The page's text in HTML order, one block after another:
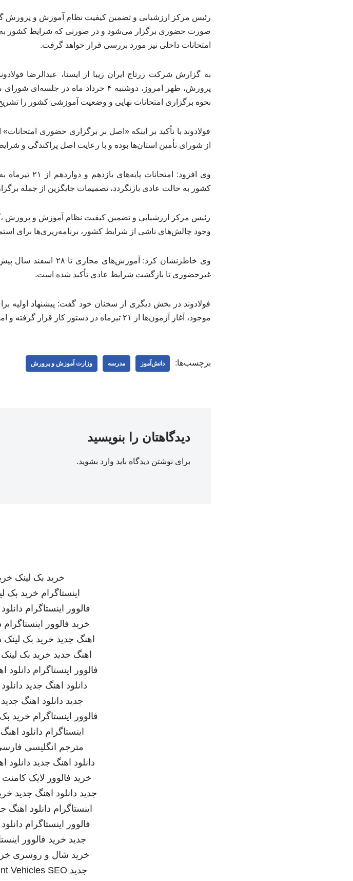
صورت حضوری برگزار می‌شود و در صورتی که شرایط کشور به
امتحانات داخلی نیز مورد بررسی قرار خواهد گرفت.
به گزارش شرکت زرتاج ایران زیبا از ایسنا، عبدالرضا
پرورش، ظهر امروز، دوشنبه ۴ خرداد
نحوه برگزاری امتحانات نهایی و وضعیت آموزشی کشور را
فولادوند با تأکید بر اینکه «اصل بر برگزاری حضوری
از شورای تأمین استان‌ها بوده و با رعایت اصل پراکندگی و
وی افزود:
کشور به حالت عادی بازنگردد، تصمیمات جایگزین از جمله
رئیس مرکز ارزشیابی و تضمین کیفیت نظام آموزش و پرورش
وجود چالش‌های ناشی از شرایط کشور، برنامه‌ریزی‌ها برای
غیرحضوری تا بازگشت شرایط عادی تأکید شده است.
فولادوند در بخش دیگری از سخنان خود گفت: پیشنهاد اولیه
موجود، آغاز آزمون‌ها از ۲۱ تیرماه در دستور کار قرار گرفته و امیدواریم این زمان‌بندی نهایی اجرایی شود.
برچسب‌ها: دانش‌آموز مدرسه وزارت آموزش و پرورش
دیدگاهتان را بنویسید
برای نوشتن دیدگاه باید وارد بشوید.
خرید بک لینک
اینستاگرام خرید بک
فالوور اینستاگرام
خرید فالوور اینستاگرام
اهنگ جدید خرید بک لینک
اهنگ جدید خرید بک لینک
فالوور اینستاگرام دانلود
دانلود اهنگ جدید
جدید دانلود اهنگ جدید
فالوور اینستاگرام خرید
اینستاگرام دانلود
مترجم انگلیسی
دانلود اهنگ جدید دانلود
خرید فالوور لایک کامنت
جدید دانلود اهنگ جدید
اینستاگرام دانلود اهنگ
فالوور اینستاگرام
جدید خرید فالوور
خرید شال و روسری
جدید
Vehicles SEO